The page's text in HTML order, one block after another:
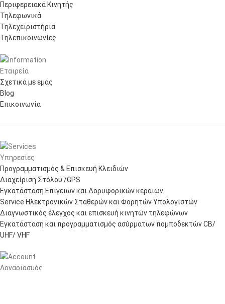
Περιφερειακά Κινητής
Τηλεφωνικά
Τηλεχειριστήρια
Τηλεπικοινωνίες
Εταιρεία
Σχετικά με εμάς
Blog
Επικοινωνία
Υπηρεσίες
Προγραμματισμός & Επισκευή Κλειδιών
Διαχείριση Στόλου /GPS
Εγκατάσταση Επίγειων και Δορυφορικών κεραιών
Service Ηλεκτρονικών Σταθερών και Φορητών Υπολογιστών
Διαγνωστικός έλεγχος και επισκευή κινητών τηλεφώνων
Εγκατάσταση και προγραμματισμός ασύρματων πομποδεκτών CB/
UHF/ VHF
Λογαριασμός